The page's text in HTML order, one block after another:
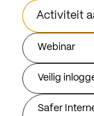
Activiteit
Webinar
Veilig
Safer